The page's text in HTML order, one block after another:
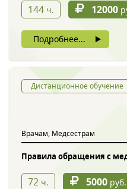
144 ч. 12000
Подробнее...
Дистанционное обучение
Врачам, Медсестрам
Правила обращения с
72 ч. 5000 руб.